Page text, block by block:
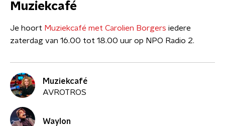
Muziekcafé
Je hoort Muziekcafé met Carolien Borgers iedere
zaterdag van 16.00 tot 18.00 uur op NPO Radio 2.
Muziekcafé
AVROTROS
Waylon